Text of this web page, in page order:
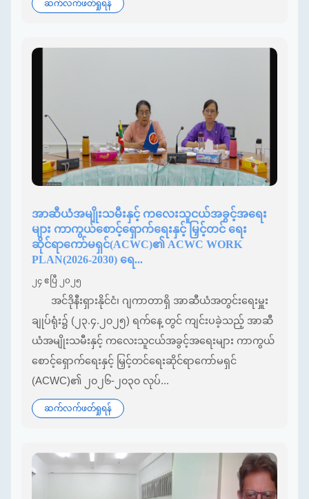
ဆက်လက်ဖတ်ရှုရန်
အာဆီယံအမျိုးသမီးနှင့် ကလေးသူငယ်အခွင့်အရေး
များ ကာကွယ်စောင့်ရှောက်ရေးနှင့် မြှင့်တင် ရေး
ဆိုင်ရာကော်မရှင်(ACWC)၏ ACWC WORK
PLAN(2026-2030) ရေ...
၂၄ ဧပြီ ၂၀၂၅
အင်ဒိုနီးရှားနိုင်ငံ၊ ဂျကာတာရှိ အာဆီယံအတွင်းရေးမှူး
ချုပ်ရုံး၌ (၂၃.၄.၂၀၂၅) ရက်နေ့ တွင် ကျင်းပခဲ့သည့် အာဆီ
ယံအမျိုးသမီးနှင့် ကလေးသူငယ်အခွင့်အရေးများ ကာကွယ်
စောင့်ရှောက်ရေးနှင့် မြှင့်တင်ရေးဆိုင်ရာကော်မရှင်
(ACWC)၏ ၂၀၂၆-၂၀၃၀ လုပ်...
ဆက်လက်ဖတ်ရှုရန်